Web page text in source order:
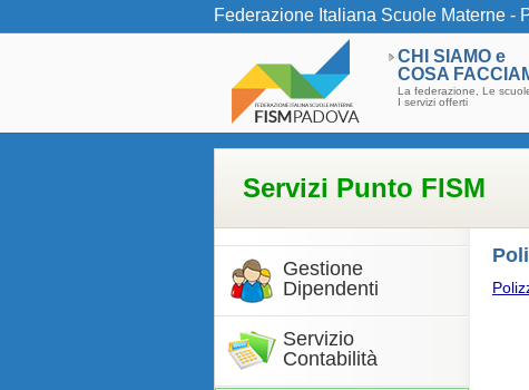
Federazione Italiana Scuole Materne -
CHI SIAMO e
COSA
La federazione, Le
I servizi offerti
Servizi Punto FISM
Gestione
Dipendenti
Servizio
Contabilità